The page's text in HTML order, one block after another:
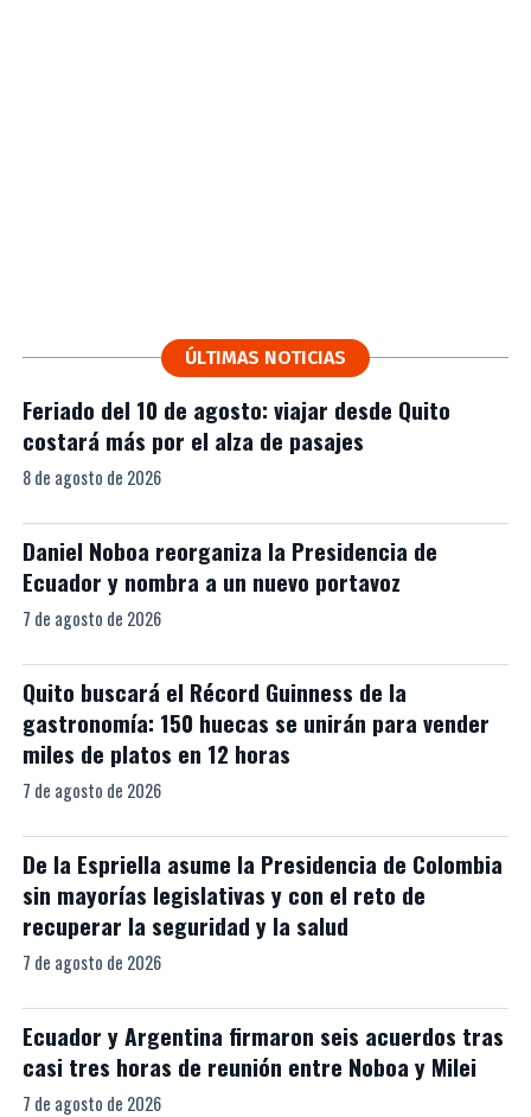
ÚLTIMAS NOTICIAS
Feriado del 10 de agosto: viajar desde Quito
costará más por el alza de pasajes
8 de agosto de 2026
Daniel Noboa reorganiza la Presidencia de
Ecuador y nombra a un nuevo portavoz
7 de agosto de 2026
Quito buscará el Récord Guinness de la
gastronomía: 150 huecas se unirán para vender
miles de platos en 12 horas
7 de agosto de 2026
De la Espriella asume la Presidencia de Colombia
sin mayorías legislativas y con el reto de
recuperar la seguridad y la salud
7 de agosto de 2026
Ecuador y Argentina firmaron seis acuerdos tras
casi tres horas de reunión entre Noboa y Milei
7 de agosto de 2026